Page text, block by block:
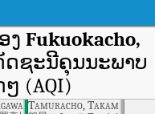
ງ Fukuokacho,
ດຊະນີຄຸນນະພາບ
(AQI)
Tamuracho, Takamatsu,